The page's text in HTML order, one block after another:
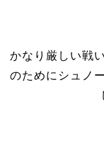
かなり厳しい戦
のためにシュノ